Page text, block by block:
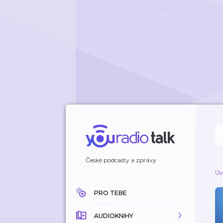
České podcasty a zprávy
PRO TEBE
AUDIOKNIHY